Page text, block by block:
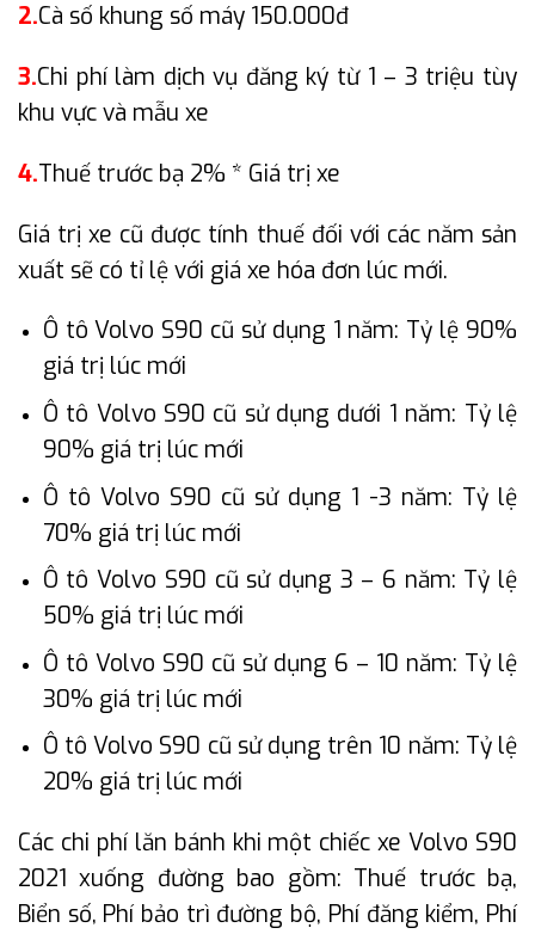
2.Cà số khung số máy 150.000đ
3.Chi phí làm dịch vụ đăng ký từ 1 – 3 triệu tùy
khu vực và mẫu xe
4.Thuế trước bạ 2% * Giá trị xe
Giá trị xe cũ được tính thuế đối với các năm sản
xuất sẽ có tỉ lệ với giá xe hóa đơn lúc mới.
Ô tô Volvo S90 cũ sử dụng 1 năm: Tỷ lệ 90%
giá trị lúc mới
Ô tô Volvo S90 cũ sử dụng dưới 1 năm: Tỷ lệ
90% giá trị lúc mới
Ô tô Volvo S90 cũ sử dụng 1 -3 năm: Tỷ lệ
70% giá trị lúc mới
Ô tô Volvo S90 cũ sử dụng 3 – 6 năm: Tỷ lệ
50% giá trị lúc mới
Ô tô Volvo S90 cũ sử dụng 6 – 10 năm: Tỷ lệ
30% giá trị lúc mới
Ô tô Volvo S90 cũ sử dụng trên 10 năm: Tỷ lệ
20% giá trị lúc mới
Các chi phí lăn bánh khi một chiếc xe Volvo S90
2021 xuống đường bao gồm: Thuế trước bạ,
Biển số, Phí bảo trì đường bộ, Phí đăng kiểm, Phí